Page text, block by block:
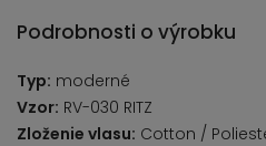
Podrobnosti o výrobku
Typ: moderné
Vzor: RV-030 RITZ
Zloženie vlasu: Cotton /